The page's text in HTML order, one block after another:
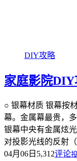
DIY攻略
家庭影院DIY
○ 银幕材质 银幕按
幕。金属幕最贵，
银幕中央有金属炫
对投影光线的反射
04月06日 5,312评论